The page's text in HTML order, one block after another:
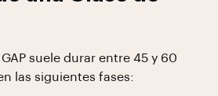
suele durar entre 45 y 60
las siguientes fases: